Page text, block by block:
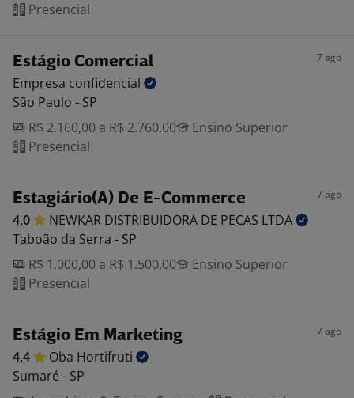
Presencial
Estágio Comercial 7 ago
Empresa confidencial
São Paulo - SP
R$ 2.160,00 a R$ 2.760,00
Ensino Superior
Presencial
Estagiário(A) De E-Commerce 7 ago
4,0 NEWKAR DISTRIBUIDORA DE PECAS LTDA
Taboão da Serra - SP
R$ 1.000,00 a R$ 1.500,00
Ensino Superior
Presencial
Estágio Em Marketing 7 ago
4,4 Oba Hortifruti
Sumaré - SP